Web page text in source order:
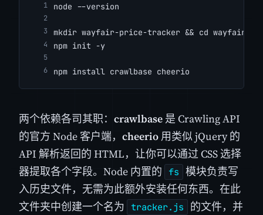
node --version
mkdir wayfair-price-tracker && cd wayfair-
npm init -y
npm install crawlbase cheerio
两个依赖各司其职： crawlbase是 Crawling API
的官方 Node 客户端， cheerio用类似 jQuery 的
API 解析返回的 HTML，让你可以通过 CSS 选择
器提取各个字段。Node 内置的
fs 模块负责写
入历史文件，无需为此额外安装任何东西。在此
文件夹中创建一个名为 tracker.js
的文件，并